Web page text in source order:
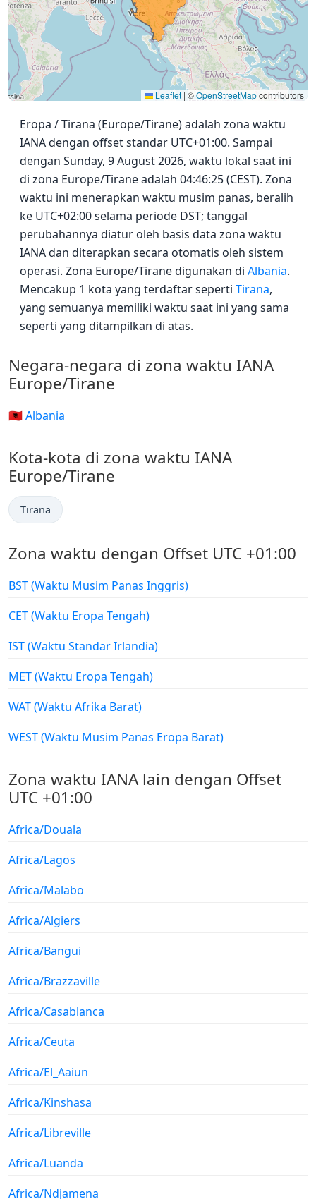
Leaflet | ©OpenStreetMapcontributors
Eropa / Tirana (Europe/Tirane) adalah zona waktu
IANA dengan offset standar UTC+01:00. Sampai
dengan Sunday, 9 August 2026, waktu lokal saat ini
di zona Europe/Tirane adalah 04:46:25 (CEST). Zona
waktu ini menerapkan waktu musim panas, beralih
ke UTC+02:00 selama periode DST; tanggal
perubahannya diatur oleh basis data zona waktu
IANA dan diterapkan secara otomatis oleh sistem
operasi. Zona Europe/Tirane digunakan di Albania.
Mencakup 1 kota yang terdaftar seperti Tirana,
yang semuanya memiliki waktu saat ini yang sama
seperti yang ditampilkan di atas.
Negara-negara di zona waktu IANA
Europe/Tirane
🇦🇱 Albania
Kota-kota di zona waktu IANA
Europe/Tirane
Tirana
Zona waktu dengan Offset UTC +01:00
BST (Waktu Musim Panas Inggris)
CET (Waktu Eropa Tengah)
IST (Waktu Standar Irlandia)
MET (Waktu Eropa Tengah)
WAT (Waktu Afrika Barat)
WEST (Waktu Musim Panas Eropa Barat)
Zona waktu IANA lain dengan Offset
UTC +01:00
Africa/Douala
Africa/Lagos
Africa/Malabo
Africa/Algiers
Africa/Bangui
Africa/Brazzaville
Africa/Casablanca
Africa/Ceuta
Africa/El_Aaiun
Africa/Kinshasa
Africa/Libreville
Africa/Luanda
Africa/Ndjamena